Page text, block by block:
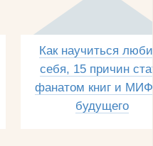
Как научиться
себя, 15 причин
фанатом книг и
будущего